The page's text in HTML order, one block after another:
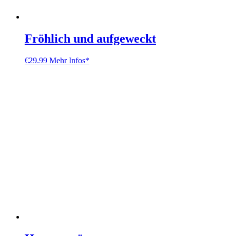
Fröhlich und aufgeweckt
€29.99 Mehr Infos*